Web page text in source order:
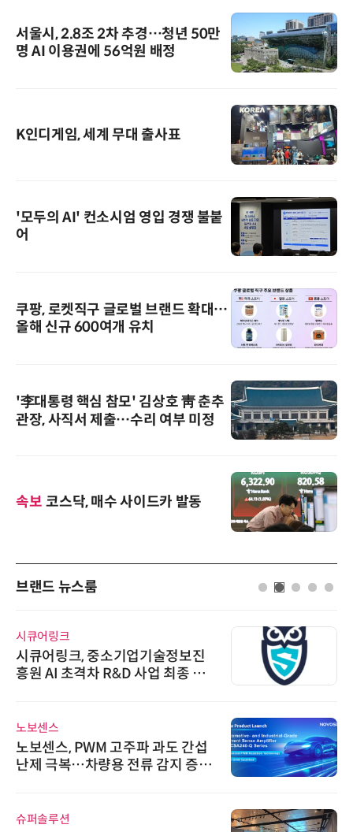
서울시, 2.8조 2차 추경…청년 50만
명 AI 이용권에 56억원 배정
K인디게임, 세계 무대 출사표
'모두의 AI' 컨소시엄 영입 경쟁 불붙
어
쿠팡, 로켓직구 글로벌 브랜드 확대…
올해 신규 600여개 유치
'李대통령 핵심 참모' 김상호 靑 춘추
관장, 사직서 제출…수리 여부 미정
속보 코스닥, 매수 사이드카 발동
브랜드 뉴스룸
시큐어링크
시큐어링크, 중소기업기술정보진
흥원 AI 초격차 R&D 사업 최종 선
노보센스
노보센스, PWM 고주파 과도 간섭
난제 극복…차량용 전류 감지 증폭
슈퍼솔루션